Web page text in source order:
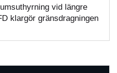
vid längre
klargör gränsdragningen